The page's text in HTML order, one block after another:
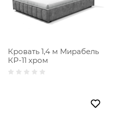
Кровать 1,4 м Мирабель
КР-11 хром